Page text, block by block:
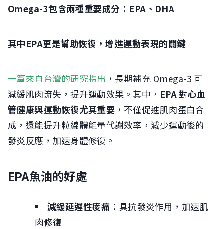
Omega-3包含兩種重要成分：EPA、DHA
其中EPA更是幫助恢復，增進運動表現的關鍵
一篇來自台灣的研究指出 ，長期補充 Omega-3 可
減緩肌肉流失，提升運動效果。其中， EPA 對心血
管健康與運動恢復尤其重要 ，不僅促進肌肉蛋白合
成，還能提升粒線體能量代謝效率，減少運動後的
發炎反應，加速身體修復。
EPA魚油的好處
減緩延遲性痠痛 ：具抗發炎作用，加速肌
肉修復